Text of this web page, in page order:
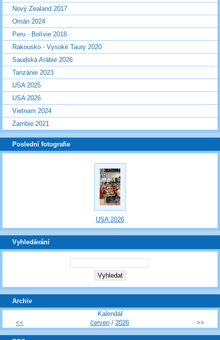
Nový Zealand 2017
Omán 2024
Peru - Bolívie 2018
Rakousko - Vysoké Taury 2020
Saudská Arábie 2026
Tanzánie 2023
USA 2025
USA 2026
Vietnam 2024
Zambie 2021
Poslední fotografie
USA 2026
Vyhledávání
Archiv
Kalendář
<<
červen / 2026 >>